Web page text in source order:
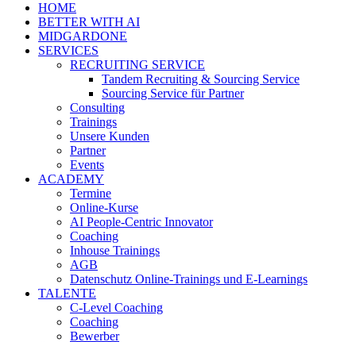
HOME
BETTER WITH AI
MIDGARDONE
SERVICES
RECRUITING SERVICE
Tandem Recruiting & Sourcing Service
Sourcing Service für Partner
Consulting
Trainings
Unsere Kunden
Partner
Events
ACADEMY
Termine
Online-Kurse
AI People-Centric Innovator
Coaching
Inhouse Trainings
AGB
Datenschutz Online-Trainings und E-Learnings
TALENTE
C-Level Coaching
Coaching
Bewerber